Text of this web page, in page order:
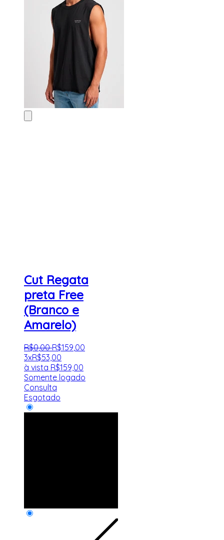
Cut Regata
preta Free
(Branco e
Amarelo)
R$0,00 R$159 00
3xR$53,00
à vista R$159,00
Somente logado
Consulta
Esgotado